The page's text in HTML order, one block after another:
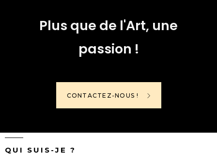
Plus que de l'Art, une
passion !
CONTACTEZ-NOUS !
QUI SUIS-JE ?